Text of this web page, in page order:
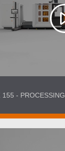
155 - PROCESSING